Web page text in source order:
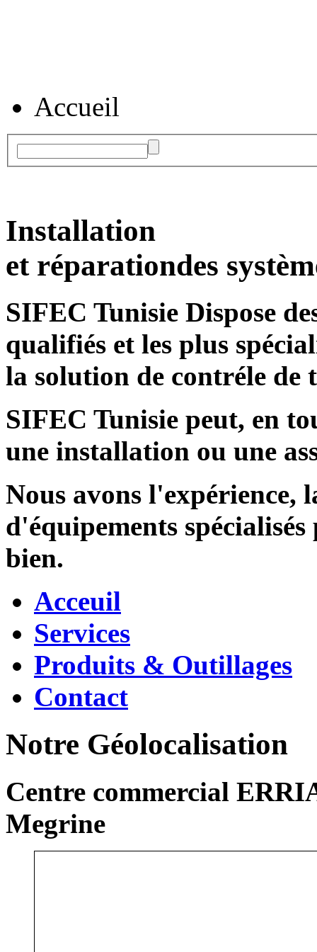
Accueil
Installation
et réparationdes
SIFEC Tunisie Dispose
qualifiés et les plus
la solution de contréle de
SIFEC Tunisie peut, en
une installation ou une
Nous avons l'expérience,
d'équipements
bien.
Acceuil
Services
Produits & Outillages
Contact
Notre Géolocalisation
Centre commercial
Megrine